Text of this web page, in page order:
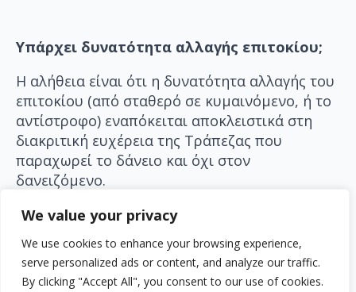
We value your privacy
We use cookies to enhance your browsing experience,
serve personalized ads or content, and analyze our traffic.
By clicking "Accept All", you consent to our use of cookies.
Υπάρχει δυνατότητα αλλαγής επιτοκίου;
Η αλήθεια είναι ότι η δυνατότητα αλλαγής του
επιτοκίου (από σταθερό σε κυμαινόμενο, ή το
αντίστροφο) εναπόκειται αποκλειστικά στη
διακριτική ευχέρεια της Τράπεζας που
παραχωρεί το δάνειο και όχι στον
δανειζόμενο.
Τι συμβαίνει όταν αδυνατούμε να
πληρώσουμε τη συμφωνημένη δόση;